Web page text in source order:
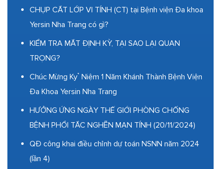
CHỤP CẮT LỚP VI TÍNH (CT) tại Bệnh viện Đa khoa
Yersin Nha Trang có gì?
KIỂM TRA MẮT ĐỊNH KỲ, TẠI SAO LẠI QUAN
TRỌNG?
Chúc Mừng Kỷ Niệm 1 Năm Khánh Thành Bệnh Viện
Đa Khoa Yersin Nha Trang
HƯỞNG ỨNG NGÀY THẾ GIỚI PHÒNG CHỐNG
BỆNH PHỔI TẮC NGHẼN MẠN TÍNH (20/11/2024)
QĐ công khai điều chỉnh dự toán NSNN năm 2024
(lần 4)